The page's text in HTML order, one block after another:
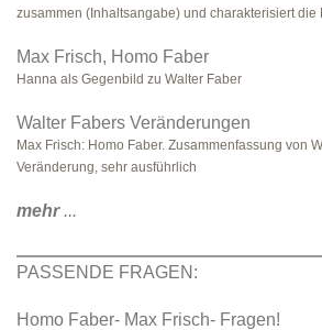
zusammen (Inhaltsangabe) und charakterisiert die
Max Frisch, Homo Faber
Hanna als Gegenbild zu Walter Faber
Walter Fabers Veränderungen
Max Frisch: Homo Faber. Zusammenfassung von
Veränderung, sehr ausführlich
mehr...
PASSENDE FRAGEN:
Homo Faber- Max Frisch- Fragen!